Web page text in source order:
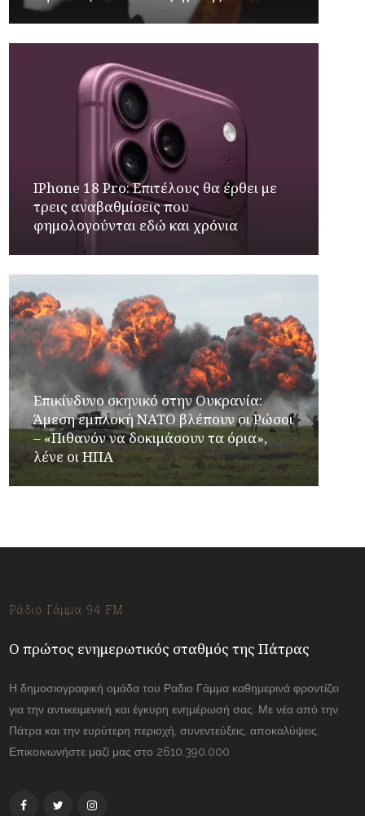
IPhone 18 Pro: Επιτέλους θα έρθει με
τρεις αναβαθμίσεις που
φημολογούνται εδώ και χρόνια
Επικίνδυνο σκηνικό στην Ουκρανία:
Άμεση εμπλοκή ΝΑΤΟ βλέπουν οι Ρώσοι
– «Πιθανόν να δοκιμάσουν τα όρια»,
λένε οι ΗΠΑ
Ράδιο Γάμμα 94 FM
Ο πρώτος ενημερωτικός σταθμός της Πάτρας
Η δημοσιογραφική ομάδα του Ραδιο Γάμμα καθημερινά φροντίζει
για την αντικειμενική και έγκυρη ενημέρωσή σας. Με νέα από την
Πάτρα και την ευρύτερη περιοχή, συνεντεύξεις, αποκαλύψεις.
Επικοινωνήστε μαζί μας στο 2610.390.000